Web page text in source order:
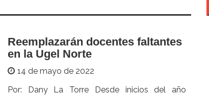
Reemplazarán docentes faltantes
en la Ugel Norte
14 de mayo de 2022
Por: Dany La Torre Desde inicios del año